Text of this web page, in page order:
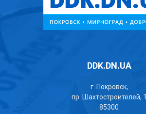
DDK.DN.UA
г. Покровск,
пр. Шахтостроителей, 1
85300